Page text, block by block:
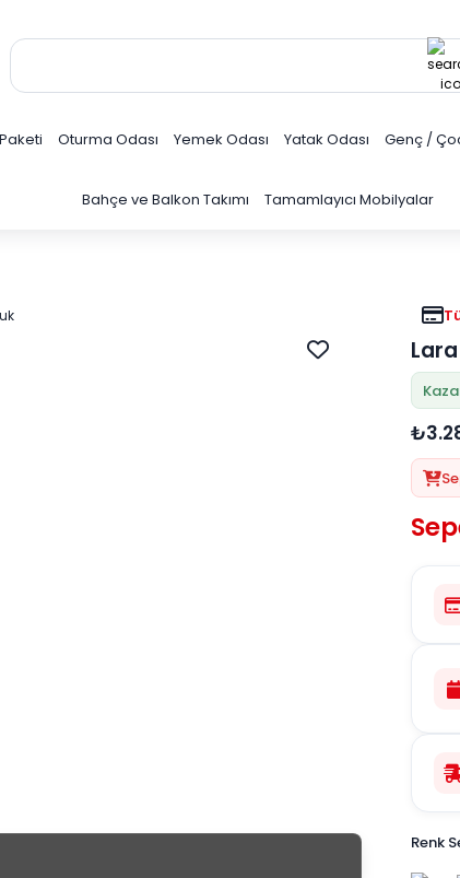
Oturma Odası Yemek Odası Yatak Odası Genç /
Bahçe ve Balkon Takımı Tamamlayıcı Mobilyalar
Renk